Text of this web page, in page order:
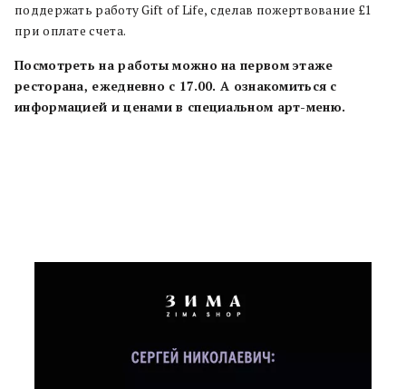
поддержать работу Gift of Life, сделав пожертвование £1
при оплате счета.
Посмотреть на работы можно на первом этаже
ресторана, ежедневно с 17.00. А ознакомиться с
информацией и ценами в специальном арт-меню.